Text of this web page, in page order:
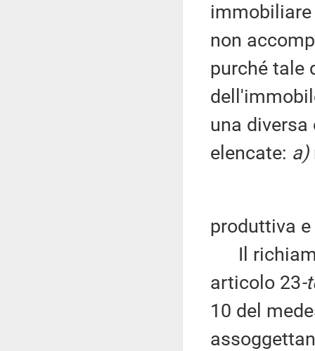
immobiliare
non
purché tale
una
elencate: a)
produttiva
Il
articolo 23-
10 del